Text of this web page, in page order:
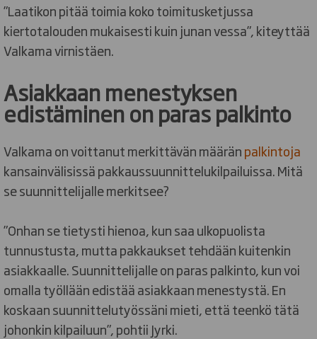
”Laatikon pitää toimia koko toimitusketjussa
kiertotalouden mukaisesti kuin junan vessa”, kiteyttää
Valkama virnistäen.
Asiakkaan menestyksen
edistäminen on paras palkinto
Valkama on voittanut merkittävän määränpalkintoja
kansainvälisissä pakkaussuunnittelukilpailuissa. Mitä
se suunnittelijalle merkitsee?
”Onhan se tietysti hienoa, kun saa ulkopuolista
tunnustusta, mutta pakkaukset tehdään kuitenkin
asiakkaalle. Suunnittelijalle on paras palkinto, kun voi
omalla työllään edistää asiakkaan menestystä. En
koskaan suunnittelutyössäni mieti, että teenkö tätä
johonkin kilpailuun”, pohtii Jyrki.